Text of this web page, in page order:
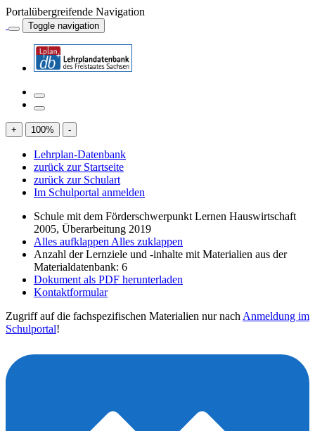
Portalübergreifende Navigation
Toggle navigation
+ 100% -
Lehrplan-Datenbank
zurück zur Startseite
zurück zur Schulart
Im Schulportal anmelden
Schule mit dem Förderschwerpunkt Lernen Hauswirtschaft
2005, Überarbeitung 2019
Alles aufklappen Alles zuklappen
Anzahl der Lernziele und -inhalte mit Materialien aus der
Materialdatenbank: 6
Dokument als PDF herunterladen
Kontaktformular
Zugriff auf die fachspezifischen Materialien nur nach Anmeldung im
Schulportal!